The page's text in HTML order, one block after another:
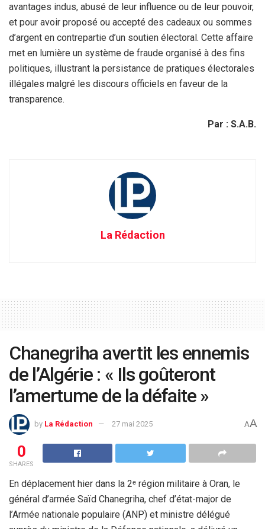
avantages indus, abusé de leur influence ou de leur pouvoir,
et pour avoir proposé ou accepté des cadeaux ou sommes
d’argent en contrepartie d’un soutien électoral. Cette affaire
met en lumière un système de fraude organisé à des fins
politiques, illustrant la persistance de pratiques électorales
illégales malgré les discours officiels en faveur de la
transparence.
Par : S.A.B.
La Rédaction
Chanegriha avertit les ennemis
de l’Algérie : « Ils goûteront
l’amertume de la défaite »
by La Rédaction 27 mai 2025 AA
0
SHARES
En déplacement hier dans la 2ᵉ région militaire à Oran, le
général d’armée Saïd Chanegriha, chef d’état-major de
l’Armée nationale populaire (ANP) et ministre délégué